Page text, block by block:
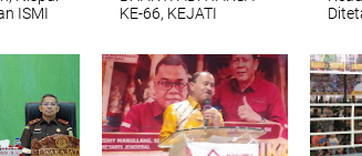
ISMI
KE-66, KEJATI
SEDERHANA DAN
AJAK JAJARAN
PERKUAT
INTEGRITAS
PENEGAKAN HUKUM